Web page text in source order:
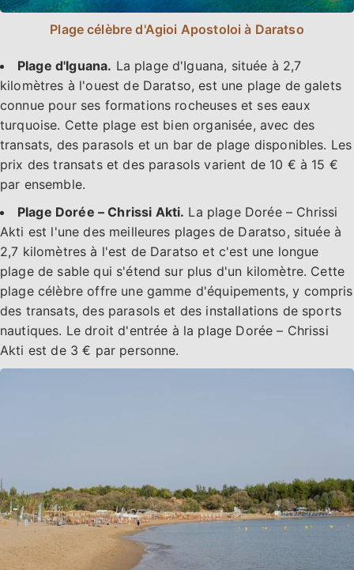
Plage célèbre d'Agioi Apostoloi à Daratso
Plage d'Iguana. La plage d'Iguana, située à 2,7
kilomètres à l'ouest de Daratso, est une plage de galets
connue pour ses formations rocheuses et ses eaux
turquoise. Cette plage est bien organisée, avec des
transats, des parasols et un bar de plage disponibles. Les
prix des transats et des parasols varient de 10 € à 15 €
par ensemble.
Plage Dorée – Chrissi Akti. La plage Dorée – Chrissi
Akti est l'une des meilleures plages de Daratso, située à
2,7 kilomètres à l'est de Daratso et c'est une longue
plage de sable qui s'étend sur plus d'un kilomètre. Cette
plage célèbre offre une gamme d'équipements, y compris
des transats, des parasols et des installations de sports
nautiques. Le droit d'entrée à la plage Dorée – Chrissi
Akti est de 3 € par personne.